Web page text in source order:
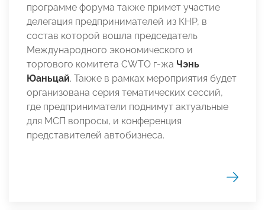
программе форума также примет участие
делегация предпринимателей из КНР, в
состав которой вошла председатель
Международного экономического и
торгового комитета CWTO г-жа Чэнь
Юаньцай. Также в рамках мероприятия будет
организована серия тематических сессий,
где предприниматели поднимут актуальные
для МСП вопросы, и конференция
представителей автобизнеса.